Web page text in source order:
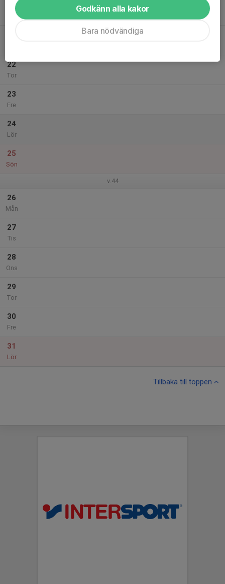
20
22
Tor
23
Fre
24
Lör
25
Sön
v.44
26
Mån
27
Tis
28
Ons
29
Tor
30
Fre
31
Lör
Tillbaka till toppen
Godkänn alla kakor
Bara nödvändiga